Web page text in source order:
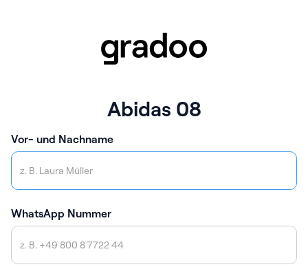
Abidas 08
Vor- und Nachname
WhatsApp Nummer